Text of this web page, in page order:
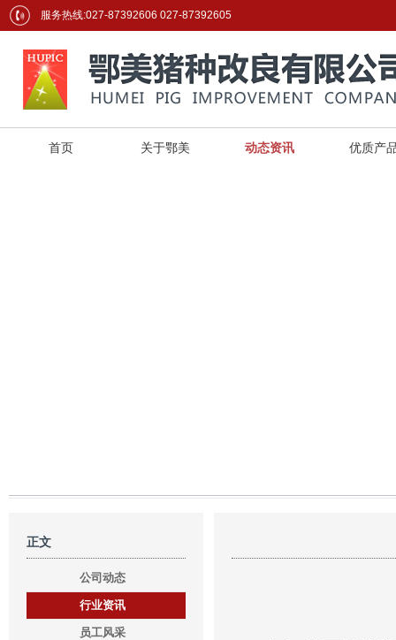
服务热线:027-87392606 027-87392605
首页 关于鄂美 动态资讯 优质产
正文
公司动态
行业资讯
员工风采